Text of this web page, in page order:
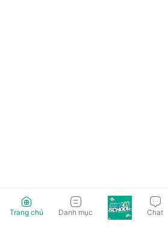
Trang chủ Danh mục Chat